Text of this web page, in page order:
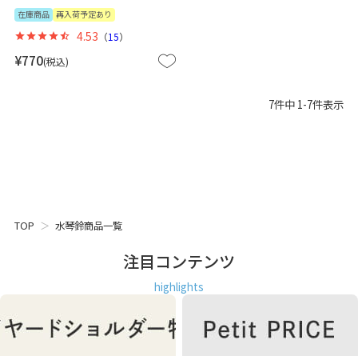
在庫商品 再入荷予定あり
¥770 税込
4.53 （15）
7件中 1-7件表示
TOP 水琴鈴商品一覧
注目コンテンツ
highlights